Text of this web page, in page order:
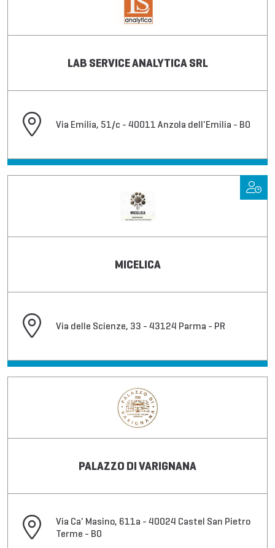
LAB SERVICE ANALYTICA SRL
Via Emilia, 51/c - 40011 Anzola dell'Emilia - BO
MICELICA
Via delle Scienze, 33 - 43124 Parma - PR
PALAZZO DI VARIGNANA
Via Ca' Masino, 611a - 40024 Castel San Pietro
Terme - BO